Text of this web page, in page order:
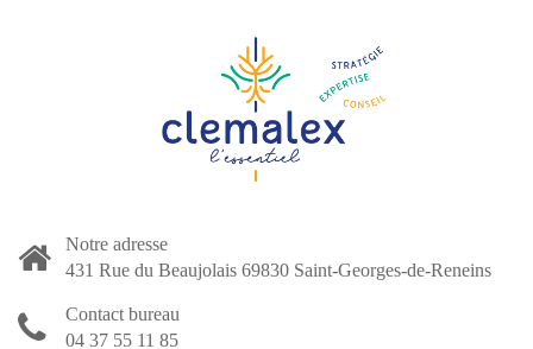
Notre adresse
431 Rue du Beaujolais 69830 Saint-Georges-de-Reneins
Contact bureau
04 37 55 11 85